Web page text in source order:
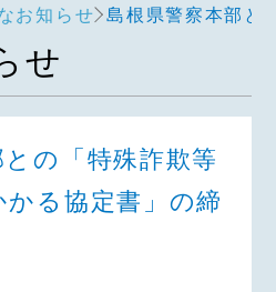
お知らせ 島根県警察本部と
せ
の「特殊詐欺等
る協定書」の締